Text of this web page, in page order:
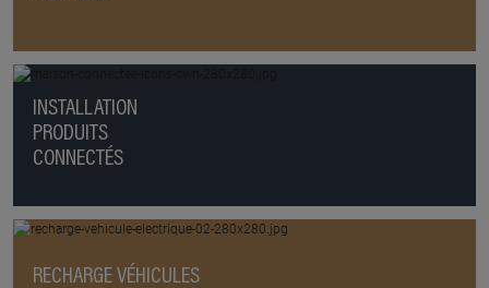
INSTALLATION
PRODUITS
CONNECTÉS
RECHARGE VÉHICULES